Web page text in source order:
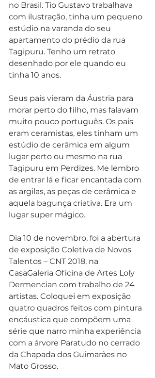
no Brasil. Tio Gustavo trabalhava
com ilustração, tinha um pequeno
estúdio na varanda do seu
apartamento do prédio da rua
Tagipuru. Tenho um retrato
desenhado por ele quando eu
tinha 10 anos.
Seus pais vieram da Áustria para
morar perto do filho, mas falavam
muito pouco português. Os pais
eram ceramistas, eles tinham um
estúdio de cerâmica em algum
lugar perto ou mesmo na rua
Tagipuru em Perdizes. Me lembro
de entrar lá e ficar encantada com
as argilas, as peças de cerâmica e
aquela bagunça criativa. Era um
lugar super mágico.
Dia 10 de novembro, foi a abertura
de exposição Coletiva de Novos
Talentos – CNT 2018, na
CasaGaleria Oficina de Artes Loly
Dermencian com trabalho de 24
artistas. Coloquei em exposição
quatro quadros feitos com pintura
encáustica que compõem uma
série que narro minha experiência
com a árvore Paratudo no cerrado
da Chapada dos Guimarães no
Mato Grosso.